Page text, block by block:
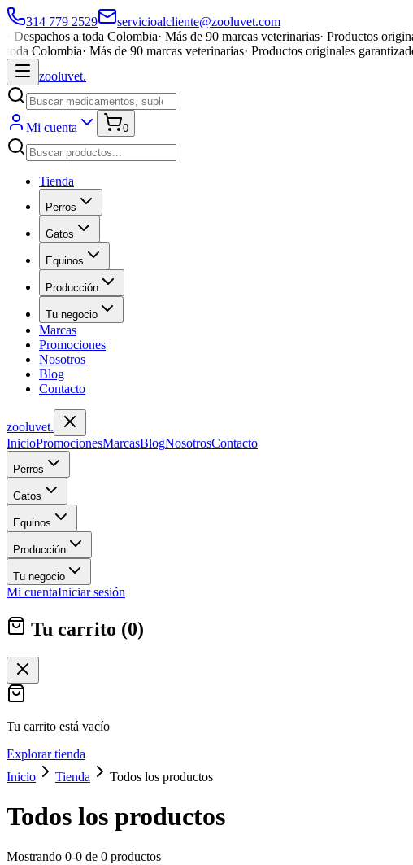
314 779 2529
servicioalcliente@zooluvet.com
Despachos a toda Colombia· Más de 90 marcas veterinarias· Productos
toda Colombia· Más de 90 marcas veterinarias· Productos originales
zooluvet.
Mi cuenta 0
Tienda
Perros
Gatos
Equinos
Producción
Tu negocio
Marcas
Promociones
Nosotros
Blog
Contacto
zooluvet.
InicioPromocionesMarcasBlogNosotrosContacto
Perros
Gatos
Equinos
Producción
Tu negocio
Mi cuentaIniciar sesión
Tu carrito (0)
Tu carrito está vacío
Explorar tienda
Inicio
Tienda Todos los productos
Todos los productos
Mostrando 0-0 de 0 productos